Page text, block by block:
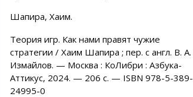
Шапира, Хаим.
Теория игр. Как нами правят чужие
стратегии / Хаим Шапира ; пер. с англ. В. А.
Измайлов. — Москва : КоЛибри : Азбука-
Аттикус, 2024. — 206 с. — ISBN 978-5-389-
24995-0